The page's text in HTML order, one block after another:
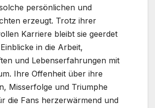
persönlichen und
erzeugt. Trotz ihrer
Karriere bleibt sie geerdet
in die Arbeit,
und Lebenserfahrungen mit
Ihre Offenheit über ihre
Misserfolge und Triumphe
die Fans herzerwärmend und